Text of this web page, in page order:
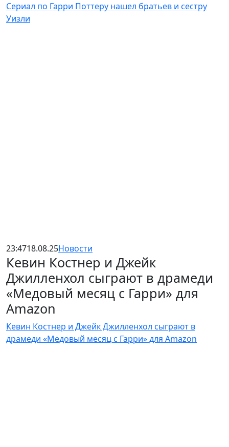
Сериал по Гарри Поттеру нашел братьев и сестру
Уизли
23:4718.08.25Новости
Кевин Костнер и Джейк
Джилленхол сыграют в драмеди
«Медовый месяц с Гарри» для
Amazon
Кевин Костнер и Джейк Джилленхол сыграют в
драмеди «Медовый месяц с Гарри» для Amazon